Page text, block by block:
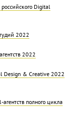
Digital
2022
2022
Design & Creative 2022
полного цикла